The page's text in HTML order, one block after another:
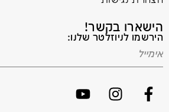
הישארו בקשר!
הירשמו לניוזלטר שלנו: